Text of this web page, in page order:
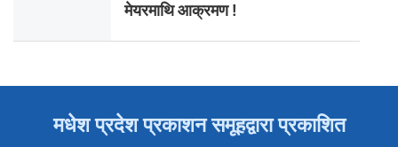
मेयरमाथि आक्रमण !
मधेश प्रदेश प्रकाशन समूहद्वारा प्रकाशित